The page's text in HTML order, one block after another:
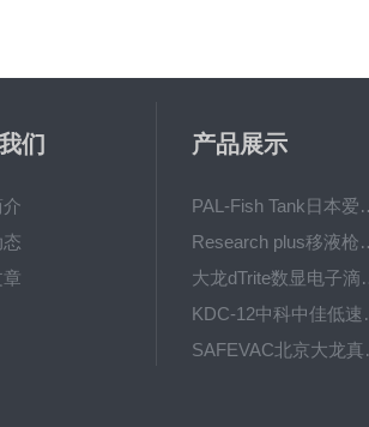
们 产品展示
PAL-Fish Tank
Research plus
大龙dTrite
KDC-